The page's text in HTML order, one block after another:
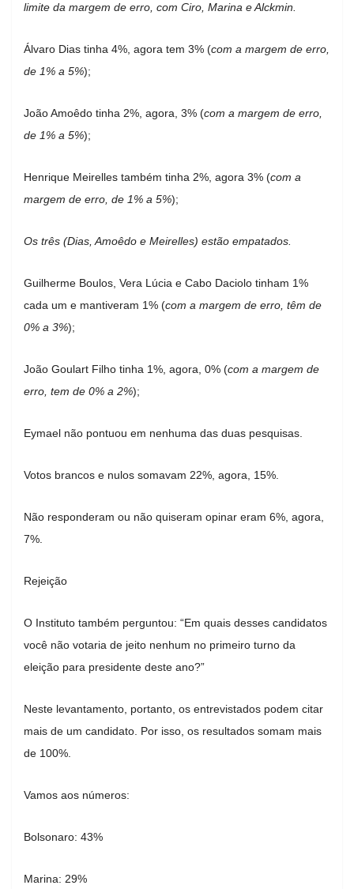
limite da margem de erro, com Ciro, Marina e Alckmin.
Álvaro Dias tinha 4%, agora tem 3% (com a margem de erro,
de 1% a 5%);
João Amoêdo tinha 2%, agora, 3% (com a margem de erro,
de 1% a 5%);
Henrique Meirelles também tinha 2%, agora 3% (com a
margem de erro, de 1% a 5%);
Os três (Dias, Amoêdo e Meirelles) estão empatados.
Guilherme Boulos, Vera Lúcia e Cabo Daciolo tinham 1%
cada um e mantiveram 1% (com a margem de erro, têm de
0% a 3%);
João Goulart Filho tinha 1%, agora, 0% (com a margem de
erro, tem de 0% a 2%);
Eymael não pontuou em nenhuma das duas pesquisas.
Votos brancos e nulos somavam 22%, agora, 15%.
Não responderam ou não quiseram opinar eram 6%, agora,
7%.
Rejeição
O Instituto também perguntou: “Em quais desses candidatos
você não votaria de jeito nenhum no primeiro turno da
eleição para presidente deste ano?”
Neste levantamento, portanto, os entrevistados podem citar
mais de um candidato. Por isso, os resultados somam mais
de 100%.
Vamos aos números:
Bolsonaro: 43%
Marina: 29%